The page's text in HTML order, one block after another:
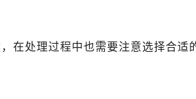
）
约）
约）
在处理过程中也需要注意选择合适